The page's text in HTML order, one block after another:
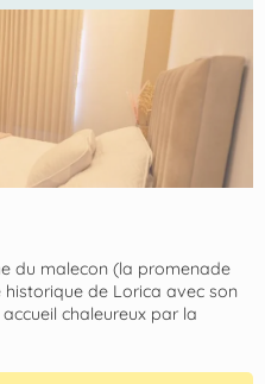
du malecon (la promenade
de Lorica avec son
chaleureux par la